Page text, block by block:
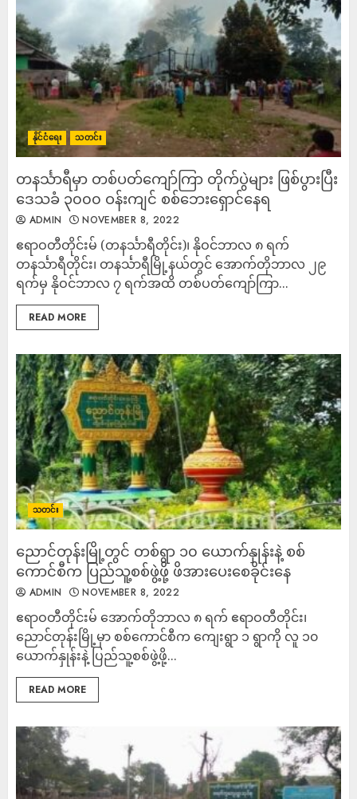
နိုင်ငံရေး သတင်း
တနင်္သာရီမှာ တစ်ပတ်ကျော်ကြာ တိုက်ပွဲများ ဖြစ်ပွားပြီး
ဒေသခံ ၃၀၀၀ ဝန်းကျင် စစ်ဘေးရှောင်နေရ
ADMIN NOVEMBER 8, 2022
ဧရာဝတီတိုင်းမ် (တနင်္သာရီတိုင်း)၊ နိုဝင်ဘာလ ၈ ရက်
တနင်္သာရီတိုင်း၊ တနင်္သာရီမြို့နယ်တွင် အောက်တိုဘာလ ၂၉
ရက်မှ နိုဝင်ဘာလ ၇ ရက်အထိ တစ်ပတ်ကျော်ကြာ...
READ MORE
သတင်း
ညောင်တုန်းမြို့တွင် တစ်ရွာ ၁၀ ယောက်နှုန်းနဲ့ စစ်
ကောင်စီက ပြည်သူ့စစ်ဖွဲ့ဖို့ ဖိအားပေးစေခိုင်းနေ
ADMIN NOVEMBER 8, 2022
ဧရာဝတီတိုင်းမ် အောက်တိုဘာလ ၈ ရက် ဧရာဝတီတိုင်း၊
ညောင်တုန်းမြို့မှာ စစ်ကောင်စီက ကျေးရွာ ၁ ရွာကို လူ ၁၀
ယောက်နှုန်းနဲ့ ပြည်သူ့စစ်ဖွဲ့ဖို့...
READ MORE